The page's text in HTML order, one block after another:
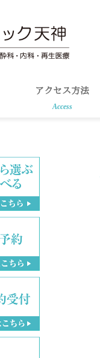
アクセス方法
Access